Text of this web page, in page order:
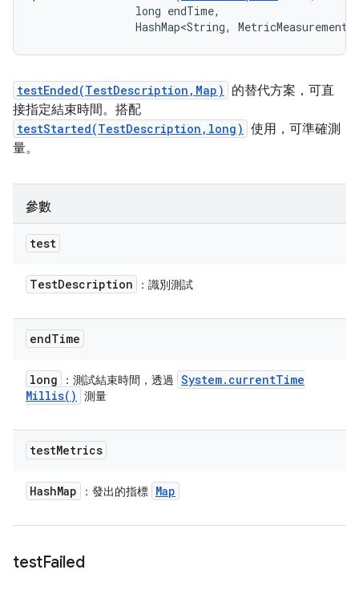
                long endTime,
HashMap<String,
testEnded(TestDescription,Map)
的替代方案，可直
接指定結束時間。搭配
testStarted(TestDescription,long) 使用，可準確測
量。
參數
test
TestDescription ：識別測試
endTime
long ：測試結束時間，透過 System. currentTime
Millis( ) 測量
testMetrics
HashMap ：發出的指標 Map
testFailed